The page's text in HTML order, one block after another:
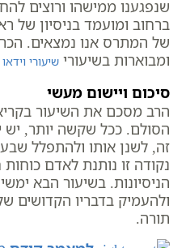
שנפגענו ממישהו ורוצים
ברחוב ומועמד בניסיון של
של המתרס אנו נמצאים.
ומבוארות בשיעורי שיעורי
סיכום ויישום מעשי
הרב מסכם את השיעור
הסולם. ככל שקשה יותר, יש
זה, לשנן אותו ולהתפלל
נקודה זו נותנת לאדם
הניסיונות. בשיעור הבא
ולהעמיק בדבריו הקדושים
תורה.